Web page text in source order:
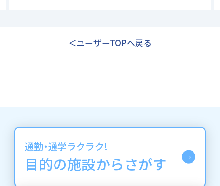
ユーザーTOPへ戻る
通勤・通学ラクラク!
目的の施設からさがす